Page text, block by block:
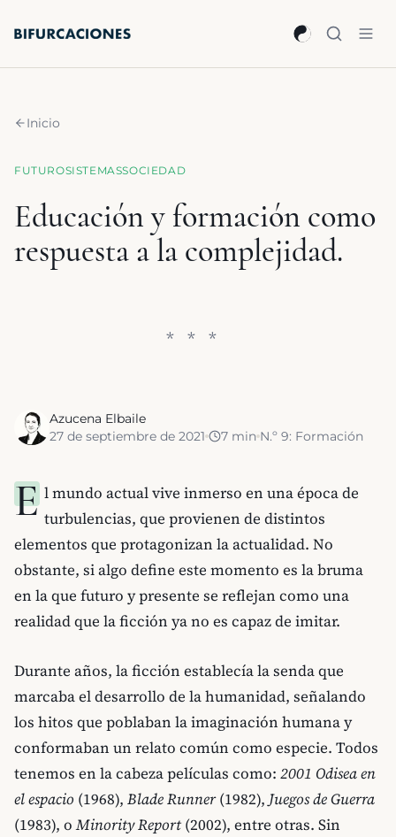
Inicio
FUTUROSISTEMASSOCIEDAD
Educación y formación como
respuesta a la complejidad.
Azucena Elbaile
27 de septiembre de 2021
7 min N.º 9: Formación
E l mundo actual vive inmerso en una época de
turbulencias, que provienen de distintos
elementos que protagonizan la actualidad. No
obstante, si algo define este momento es la bruma
en la que futuro y presente se reflejan como una
realidad que la ficción ya no es capaz de imitar.
Durante años, la ficción establecía la senda que
marcaba el desarrollo de la humanidad, señalando
los hitos que poblaban la imaginación humana y
conformaban un relato común como especie. Todos
tenemos en la cabeza películas como: 2001 Odisea en
el espacio (1968), Blade Runner(1982),Juegos de Guerra
(1983), oMinority Report (2002), entre otras. Sin